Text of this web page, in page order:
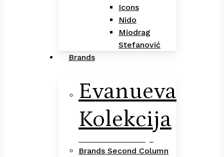
Icons
Nido
Miodrag
Stefanović
Brands
Evanueva
Kolekcija
Brands Second Column